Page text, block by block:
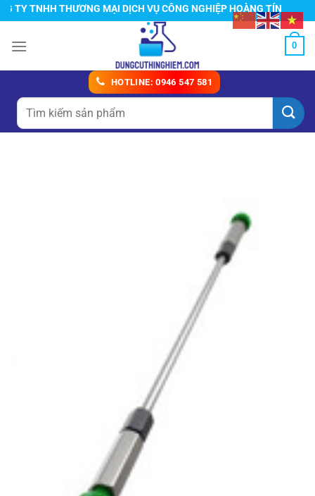
Chuyển
đến
nội
TNHH THƯƠNG MẠI DỊCH VỤ CÔNG NGHIỆP HOÀNG TÍN
0
HOTLINE: 0946 547 581
Tìm
kiếm: